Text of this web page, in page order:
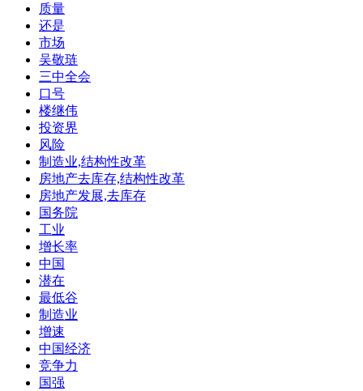
质量
还是
市场
吴敬琏
三中全会
口号
楼继伟
投资界
风险
制造业,结构性改革
房地产去库存,结构性改革
房地产发展,去库存
国务院
工业
增长率
中国
潜在
最低谷
制造业
增速
中国经济
竞争力
国强